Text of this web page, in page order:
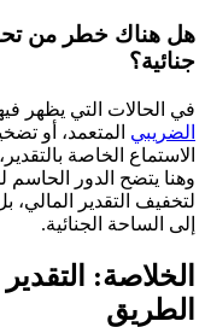
هل هناك خطر من
جنائية؟
في الحالات التي يظهر
الضريبي المتعمد، أو
الاستماع الخاصة
وهنا يتضح الدور
لتخفيف التقدير المالي،
إلى الساحة الجنائية.
الخلاصة:
الطريق